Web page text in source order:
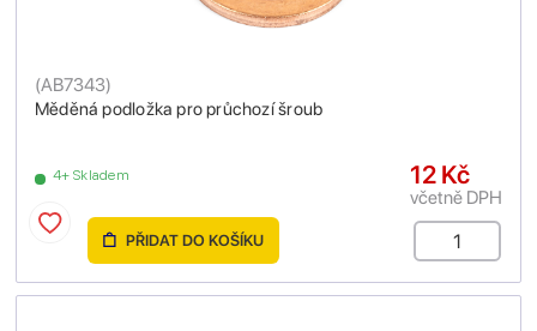
Měděná podložka pro průchozí šroub
(AB7343)
4+ Skladem 12 Kč
včetně DPH
PŘIDAT DO KOŠÍKU